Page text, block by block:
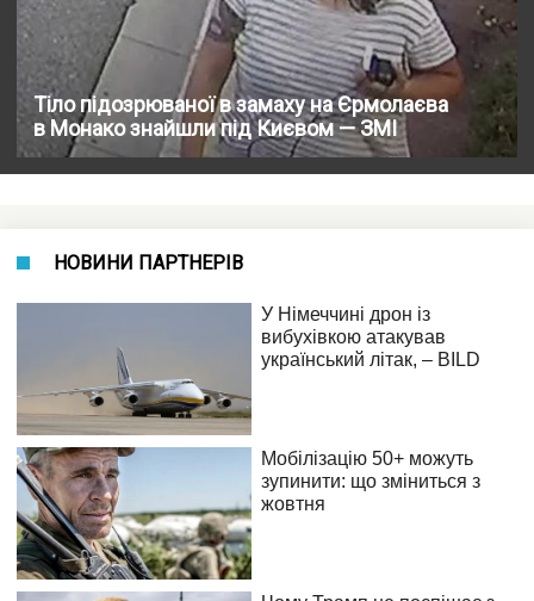
Тіло підозрюваної в замаху на Єрмолаєва
в Монако знайшли під Києвом — ЗМІ
НОВИНИ ПАРТНЕРІВ